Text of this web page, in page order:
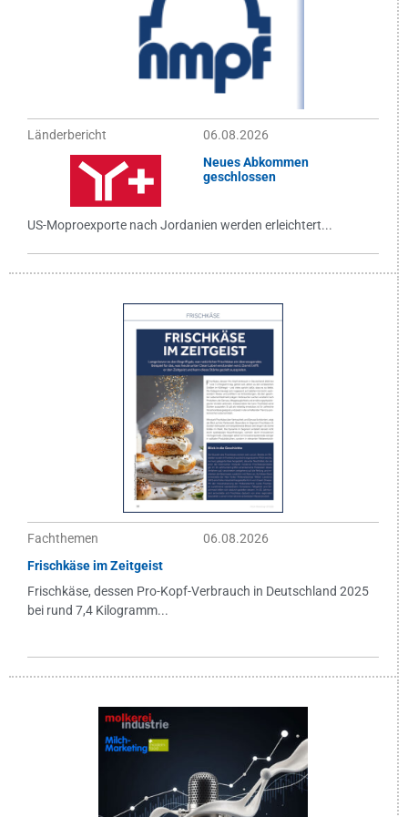
Länderbericht
06.08.2026
Neues Abkommen
geschlossen
US-Moproexporte nach Jordanien werden erleichtert...
Fachthemen
06.08.2026
Frischkäse im Zeitgeist
Frischkäse, dessen Pro-Kopf-Verbrauch in Deutschland 2025
bei rund 7,4 Kilogramm...